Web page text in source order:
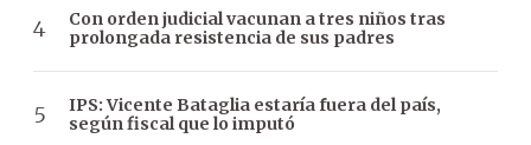
Con orden judicial vacunan a tres niños tras
prolongada resistencia de sus padres
IPS: Vicente Bataglia estaría fuera del país,
según fiscal que lo imputó